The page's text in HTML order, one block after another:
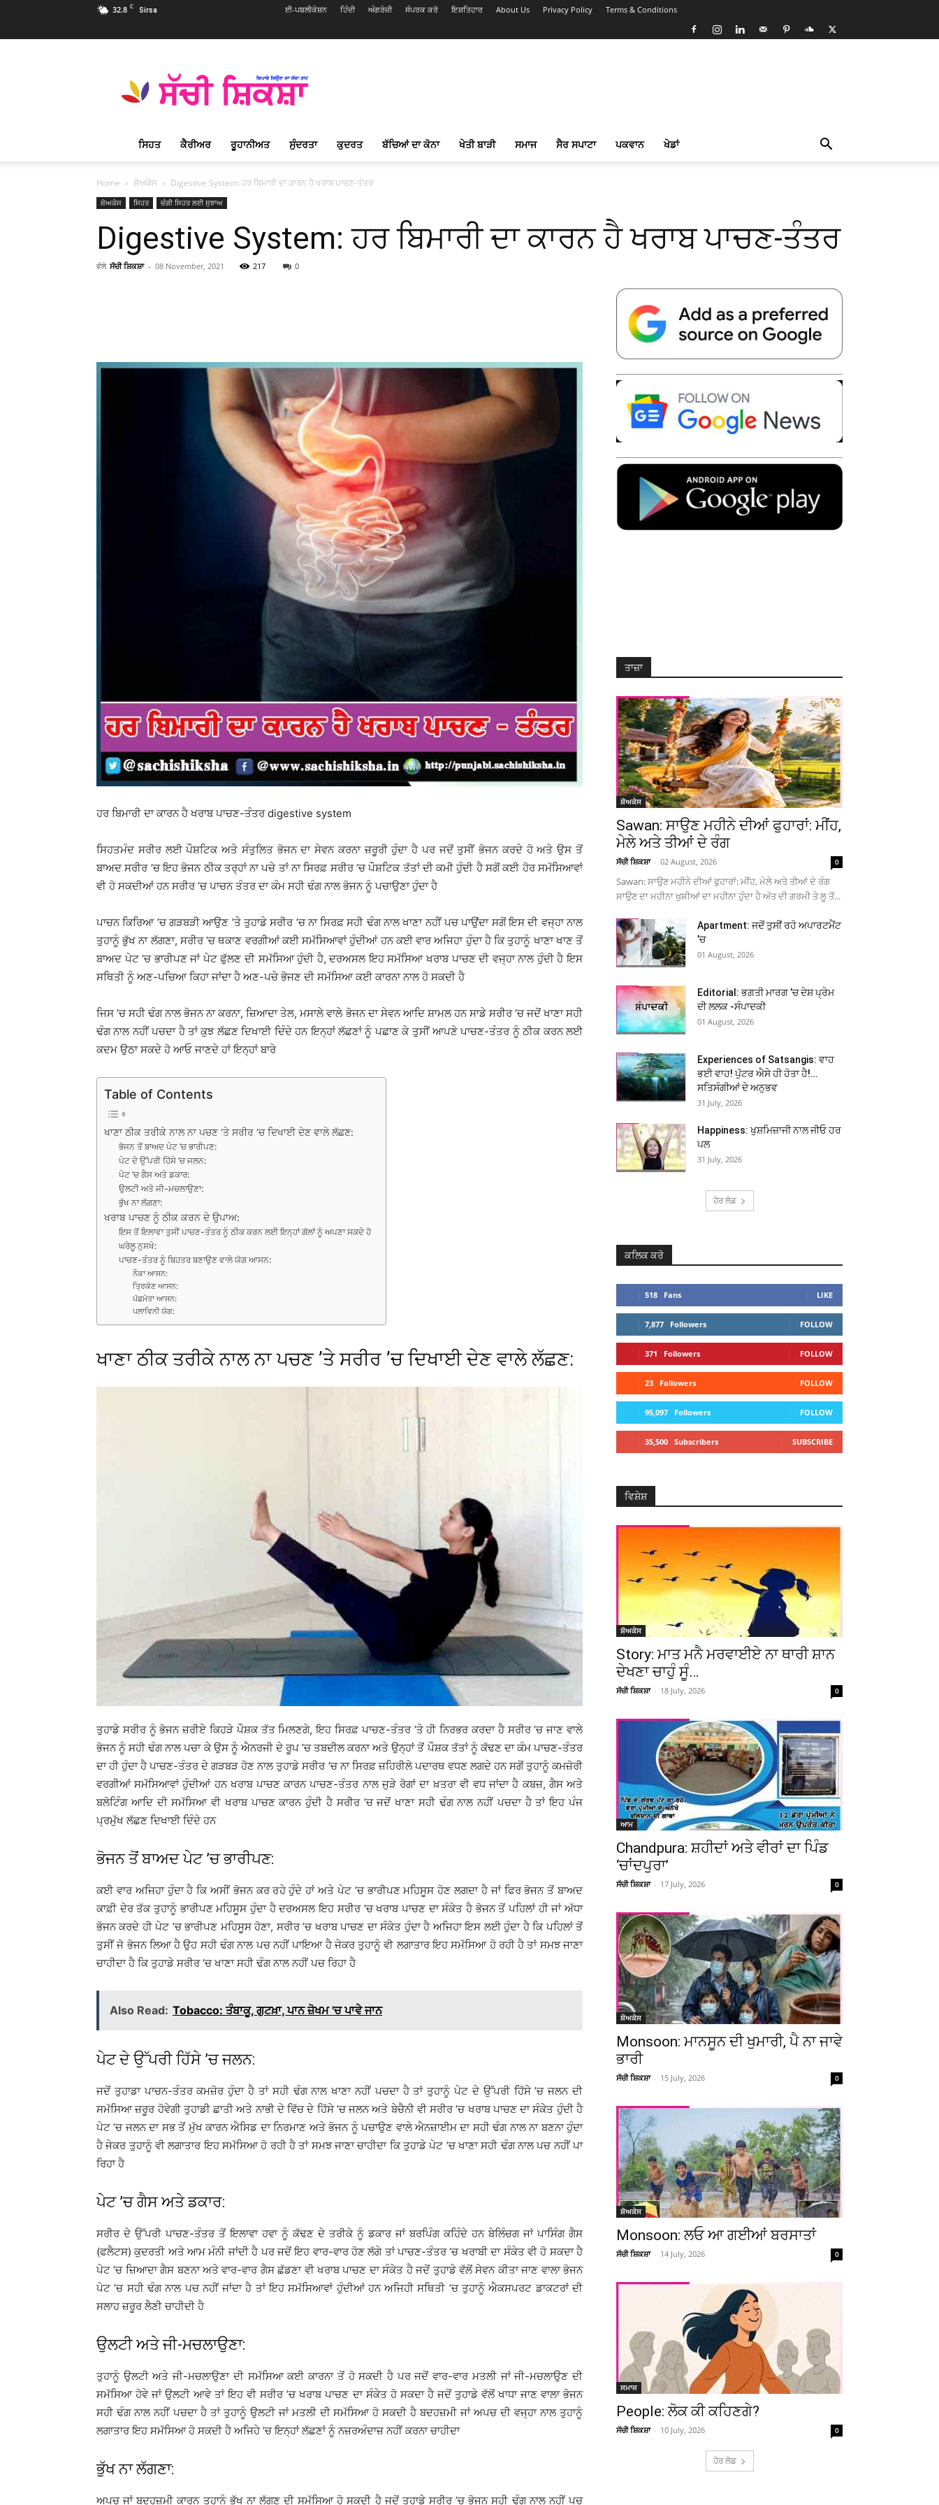
32.8 C Sirsa ਈ-ਪਬਲੀਕੇਸ਼ਨ ਹਿੰਦੀ ਅੰਗਰੇਜ਼ੀ ਸੰਪਰਕ ਕਰੋ ਇਸ਼ਤਿਹਾਰ About Us Privacy Policy Terms & Conditions
Shiksha
Punjabi
ਸ਼ਿਕਸ਼ਾ
ਪ੍ਰਸਿੱਧ
ਮੈਗਜ਼ੀਨ
ਸਿਹਤ ਕੈਰੀਅਰ ਰੂਹਾਨੀਅਤ ਸੁੰਦਰਤਾ ਕੁਦਰਤ ਬੱਚਿਆਂ ਦਾ ਕੋਨਾ ਖੇਤੀ ਬਾੜੀ ਸਮਾਜ ਸੈਰ ਸਪਾਟਾ ਪਕਵਾਨ ਖੇਡਾਂ
Home ਸ਼ੋਅਕੇਸ Digestive System: ਹਰ ਬਿਮਾਰੀ ਦਾ ਕਾਰਨ ਹੈ ਖਰਾਬ ਪਾਚਣ-ਤੰਤਰ
ਸ਼ੋਅਕੇਸ ਸਿਹਤ ਚੰਗੀ ਸਿਹਤ ਲਈ ਸੁਝਾਅ
Digestive System: ਹਰ ਬਿਮਾਰੀ ਦਾ ਕਾਰਨ ਹੈ ਖਰਾਬ ਪਾਚਣ-ਤੰਤਰ
ਵੱਲੋ ਸੱਚੀ ਸ਼ਿਕਸ਼ਾ - 08 November, 2021 217 0
Telegram Copy URL
ਹਰ ਬਿਮਾਰੀ ਦਾ ਕਾਰਨ ਹੈ ਖਰਾਬ ਪਾਚਣ-ਤੰਤਰ digestive system
ਸਿਹਤਮੰਦ ਸਰੀਰ ਲਈ ਪੌਸ਼ਟਿਕ ਅਤੇ ਸੰਤੁਲਿਤ ਭੋਜਨ ਦਾ ਸੇਵਨ ਕਰਨਾ ਜ਼ਰੂਰੀ ਹੁੰਦਾ ਹੈ ਪਰ ਜਦੋਂ ਤੁਸੀਂ ਭੋਜਨ ਕਰਦੇ ਹੋ ਅਤੇ ਉਸ ਤੋਂ
ਬਾਅਦ ਸਰੀਰ ’ਚ ਇਹ ਭੋਜਨ ਠੀਕ ਤਰ੍ਹਾਂ ਨਾ ਪਚੇ ਤਾਂ ਨਾ ਸਿਰਫ਼ ਸਰੀਰ ’ਚ ਪੌਸ਼ਟਿਕ ਤੱਤਾਂ ਦੀ ਕਮੀ ਹੁੰਦੀ ਹੈ ਸਗੋਂ ਕਈ ਹੋਰ ਸਮੱਸਿਆਵਾਂ
ਵੀ ਹੋ ਸਕਦੀਆਂ ਹਨ ਸਰੀਰ ’ਚ ਪਾਚਨ ਤੰਤਰ ਦਾ ਕੰਮ ਸਹੀ ਢੰਗ ਨਾਲ ਭੋਜਨ ਨੂੰ ਪਚਾਉਣਾ ਹੁੰਦਾ ਹੈ
ਪਾਚਨ ਕਿਰਿਆ ’ਚ ਗੜਬੜੀ ਆਉਣ ’ਤੇ ਤੁਹਾਡੇ ਸਰੀਰ ’ਚ ਨਾ ਸਿਰਫ਼ ਸਹੀ ਢੰਗ ਨਾਲ ਖਾਣਾ ਨਹੀਂ ਪਚ ਪਾਉਂਦਾ ਸਗੋਂ ਇਸ ਦੀ ਵਜ੍ਹਾ ਨਾਲ
ਤੁਹਾਨੂੰ ਭੁੱਖ ਨਾ ਲੱਗਣਾ, ਸਰੀਰ ’ਚ ਥਕਾਣ ਵਰਗੀਆਂ ਕਈ ਸਮੱਸਿਆਵਾਂ ਹੁੰਦੀਆਂ ਹਨ ਕਈ ਵਾਰ ਅਜਿਹਾ ਹੁੰਦਾ ਹੈ ਕਿ ਤੁਹਾਨੂੰ ਖਾਣਾ ਖਾਣ ਤੋਂ
ਬਾਅਦ ਪੇਟ ’ਚ ਭਾਰੀਪਣ ਜਾਂ ਪੇਟ ਫੁੱਲਣ ਦੀ ਸਮੱਸਿਆ ਹੁੰਦੀ ਹੈ, ਦਰਅਸਲ ਇਹ ਸਮੱਸਿਆ ਖਰਾਬ ਪਾਚਣ ਦੀ ਵਜ੍ਹਾ ਨਾਲ ਹੁੰਦੀ ਹੈ ਇਸ
ਸਥਿਤੀ ਨੂੰ ਅਣ-ਪਚਿਆ ਕਿਹਾ ਜਾਂਦਾ ਹੈ ਅਣ-ਪਚੇ ਭੋਜਣ ਦੀ ਸਮੱਸਿਆ ਕਈ ਕਾਰਨਾ ਨਾਲ ਹੋ ਸਕਦੀ ਹੈ
ਜਿਸ ’ਚ ਸਹੀ ਢੰਗ ਨਾਲ ਭੋਜਨ ਨਾ ਕਰਨਾ, ਜ਼ਿਆਦਾ ਤੇਲ, ਮਸਾਲੇ ਵਾਲੇ ਭੋਜਨ ਦਾ ਸੇਵਨ ਆਦਿ ਸ਼ਾਮਲ ਹਨ ਸਾਡੇ ਸਰੀਰ ’ਚ ਜਦੋਂ ਖਾਣਾ ਸਹੀ
ਢੰਗ ਨਾਲ ਨਹੀਂ ਪਚਦਾ ਹੈ ਤਾਂ ਕੁਝ ਲੱਛਣ ਦਿਖਾਈ ਦਿੰਦੇ ਹਨ ਇਨ੍ਹਾਂ ਲੱਛਣਾਂ ਨੂੰ ਪਛਾਣ ਕੇ ਤੁਸੀਂ ਆਪਣੇ ਪਾਚਣ-ਤੰਤਰ ਨੂੰ ਠੀਕ ਕਰਨ ਲਈ
ਕਦਮ ਉਠਾ ਸਕਦੇ ਹੋ ਆਓ ਜਾਣਦੇ ਹਾਂ ਇਨ੍ਹਾਂ ਬਾਰੇ
Table of Contents
ਖਾਣਾ ਠੀਕ ਤਰੀਕੇ ਨਾਲ ਨਾ ਪਚਣ ’ਤੇ ਸਰੀਰ ’ਚ ਦਿਖਾਈ ਦੇਣ ਵਾਲੇ ਲੱਛਣ:
ਭੋਜਨ ਤੋਂ ਬਾਅਦ ਪੇਟ ’ਚ ਭਾਰੀਪਣ:
ਪੇਟ ਦੇ ਉੱਪਰੀ ਹਿੱਸੇ ’ਚ ਜਲਨ:
ਪੇਟ ’ਚ ਗੈਸ ਅਤੇ ਡਕਾਰ:
ਉਲਟੀ ਅਤੇ ਜੀ-ਮਚਲਾਉਣਾ:
ਭੁੱਖ ਨਾ ਲੱਗਣਾ:
ਖਰਾਬ ਪਾਚਣ ਨੂੰ ਠੀਕ ਕਰਨ ਦੇ ਉਪਾਅ:
ਇਸ ਤੋਂ ਇਲਾਵਾ ਤੁਸੀਂ ਪਾਚਣ-ਤੰਤਰ ਨੂੰ ਠੀਕ ਕਰਨ ਲਈ ਇਨ੍ਹਾਂ ਗੱਲਾਂ ਨੂੰ ਅਪਣਾ ਸਕਦੇ ਹੋ
ਘਰੇਲੂ ਨੁਸਖੇ:
ਪਾਚਣ-ਤੰਤਰ ਨੂੰ ਬਿਹਤਰ ਬਣਾਉਣ ਵਾਲੇ ਯੋਗ ਆਸਨ:
ਨੌਕਾ ਆਸਨ:
ਤ੍ਰਿਕੋਣ ਆਸਨ:
ਪੱਛਮੋਤਾ ਆਸਨ:
ਪਲਾਵਿਨੀ ਯੋਗ:
ਖਾਣਾ ਠੀਕ ਤਰੀਕੇ ਨਾਲ ਨਾ ਪਚਣ ’ਤੇ ਸਰੀਰ ’ਚ ਦਿਖਾਈ ਦੇਣ ਵਾਲੇ ਲੱਛਣ:
ਤੁਹਾਡੇ ਸਰੀਰ ਨੂੰ ਭੋਜਨ ਜ਼ਰੀਏ ਕਿਹੜੇ ਪੌਸ਼ਕ ਤੱਤ ਮਿਲਣਗੇ, ਇਹ ਸਿਰਫ਼ ਪਾਚਣ-ਤੰਤਰ ’ਤੇ ਹੀ ਨਿਰਭਰ ਕਰਦਾ ਹੈ ਸਰੀਰ ’ਚ ਜਾਣ ਵਾਲੇ
ਭੋਜਨ ਨੂੰ ਸਹੀ ਢੰਗ ਨਾਲ ਪਚਾ ਕੇ ਉਸ ਨੂੰ ਐਨਰਜੀ ਦੇ ਰੂਪ ’ਚ ਤਬਦੀਲ ਕਰਨਾ ਅਤੇ ਉਨ੍ਹਾਂ ਤੋਂ ਪੌਸ਼ਕ ਤੱਤਾਂ ਨੂੰ ਕੱਢਣ ਦਾ ਕੰਮ ਪਾਚਣ-ਤੰਤਰ
ਦਾ ਹੀ ਹੁੰਦਾ ਹੈ ਪਾਚਣ-ਤੰਤਰ ਦੇ ਗੜਬੜ ਹੋਣ ਨਾਲ ਤੁਹਾਡੇ ਸਰੀਰ ’ਚ ਨਾ ਸਿਰਫ਼ ਜ਼ਹਿਰੀਲੇ ਪਦਾਰਥ ਵਧਣ ਲਗਦੇ ਹਨ ਸਗੋਂ ਤੁਹਾਨੂੰ ਕਮਜ਼ੋਰੀ
ਵਰਗੀਆਂ ਸਮੱਸਿਆਵਾਂ ਹੁੰਦੀਆਂ ਹਨ ਖਰਾਬ ਪਾਚਣ ਕਾਰਨ ਪਾਚਣ-ਤੰਤਰ ਨਾਲ ਜੁੜੇ ਰੋਗਾਂ ਦਾ ਖ਼ਤਰਾ ਵੀ ਵਧ ਜਾਂਦਾ ਹੈ ਕਬਜ਼, ਗੈਸ ਅਤੇ
ਬਲੋਟਿੰਗ ਆਦਿ ਦੀ ਸਮੱਸਿਆ ਵੀ ਖਰਾਬ ਪਾਚਣ ਕਾਰਨ ਹੁੰਦੀ ਹੈ ਸਰੀਰ ’ਚ ਜਦੋਂ ਖਾਣਾ ਸਹੀ ਢੰਗ ਨਾਲ ਨਹੀਂ ਪਚਦਾ ਹੈ ਤਾਂ ਇਹ ਪੰਜ
ਪ੍ਰਮੁੱਖ ਲੱਛਣ ਦਿਖਾਈ ਦਿੰਦੇ ਹਨ
ਭੋਜਨ ਤੋਂ ਬਾਅਦ ਪੇਟ ’ਚ ਭਾਰੀਪਣ:
ਕਈ ਵਾਰ ਅਜਿਹਾ ਹੁੰਦਾ ਹੈ ਕਿ ਅਸੀਂ ਭੋਜਨ ਕਰ ਰਹੇ ਹੁੰਦੇ ਹਾਂ ਅਤੇ ਪੇਟ ’ਚ ਭਾਰੀਪਣ ਮਹਿਸੂਸ ਹੋਣ ਲਗਦਾ ਹੈ ਜਾਂ ਫਿਰ ਭੋਜਨ ਤੋਂ ਬਾਅਦ
ਕਾਫ਼ੀ ਦੇਰ ਤੱਕ ਤੁਹਾਨੂੰ ਭਾਰੀਪਣ ਮਹਿਸੂਸ ਹੁੰਦਾ ਹੈ ਦਰਅਸਲ ਇਹ ਸਰੀਰ ’ਚ ਖਰਾਬ ਪਾਚਣ ਦਾ ਸੰਕੇਤ ਹੈ ਭੋਜਨ ਤੋਂ ਪਹਿਲਾਂ ਹੀ ਜਾਂ ਅੱਧਾ
ਭੋਜਨ ਕਰਦੇ ਹੀ ਪੇਟ ’ਚ ਭਾਰੀਪਣ ਮਹਿਸੂਸ ਹੋਣਾ, ਸਰੀਰ ’ਚ ਖਰਾਬ ਪਾਚਣ ਦਾ ਸੰਕੇਤ ਹੁੰਦਾ ਹੈ ਅਜਿਹਾ ਇਸ ਲਈ ਹੁੰਦਾ ਹੈ ਕਿ ਪਹਿਲਾਂ ਤੋਂ
ਤੁਸੀਂ ਜੋ ਭੋਜਨ ਲਿਆ ਹੈ ਉਹ ਸਹੀ ਢੰਗ ਨਾਲ ਪਚ ਨਹੀਂ ਪਾਇਆ ਹੈ ਜੇਕਰ ਤੁਹਾਨੂੰ ਵੀ ਲਗਾਤਾਰ ਇਹ ਸਮੱਸਿਆ ਹੋ ਰਹੀ ਹੈ ਤਾਂ ਸਮਝ ਜਾਣਾ
ਚਾਹੀਦਾ ਹੈ ਕਿ ਤੁਹਾਡੇ ਸਰੀਰ ’ਚ ਖਾਣਾ ਸਹੀ ਢੰਗ ਨਾਲ ਨਹੀਂ ਪਚ ਰਿਹਾ ਹੈ
Also Read: Tobacco: ਤੰਬਾਕੂ, ਗੁਟਖ਼ਾ, ਪਾਨ ਜ਼ੋਖਮ 'ਚ ਪਾਵੇ ਜਾਨ
ਪੇਟ ਦੇ ਉੱਪਰੀ ਹਿੱਸੇ ’ਚ ਜਲਨ:
ਜਦੋਂ ਤੁਹਾਡਾ ਪਾਚਨ-ਤੰਤਰ ਕਮਜ਼ੋਰ ਹੁੰਦਾ ਹੈ ਤਾਂ ਸਹੀ ਢੰਗ ਨਾਲ ਖਾਣਾ ਨਹੀਂ ਪਚਦਾ ਹੈ ਤਾਂ ਤੁਹਾਨੂੰ ਪੇਟ ਦੇ ਉੱਪਰੀ ਹਿੱਸੇ ’ਚ ਜਲਨ ਦੀ
ਸਮੱਸਿਆ ਜ਼ਰੂਰ ਹੋਵੇਗੀ ਤੁਹਾਡੀ ਛਾਤੀ ਅਤੇ ਨਾਭੀ ਦੇ ਵਿੱਚ ਦੇ ਹਿੱਸੇ ’ਚ ਜਲਨ ਅਤੇ ਬੇਚੈਨੀ ਵੀ ਸਰੀਰ ’ਚ ਖਰਾਬ ਪਾਚਣ ਦਾ ਸੰਕੇਤ ਹੁੰਦੀ ਹੈ
ਪੇਟ ’ਚ ਜਲਨ ਦਾ ਸਭ ਤੋਂ ਮੁੱਖ ਕਾਰਨ ਐਸਿਡ ਦਾ ਨਿਰਮਾਣ ਅਤੇ ਭੋਜਨ ਨੂੰ ਪਚਾਉਣ ਵਾਲੇ ਐਨਜ਼ਾਈਮ ਦਾ ਸਹੀ ਢੰਗ ਨਾਲ ਨਾ ਬਣਨਾ ਹੁੰਦਾ
ਹੈ ਜੇਕਰ ਤੁਹਾਨੂੰ ਵੀ ਲਗਾਤਾਰ ਇਹ ਸਮੱਸਿਆ ਹੋ ਰਹੀ ਹੈ ਤਾਂ ਸਮਝ ਜਾਣਾ ਚਾਹੀਦਾ ਕਿ ਤੁਹਾਡੇ ਪੇਟ ’ਚ ਖਾਣਾ ਸਹੀ ਢੰਗ ਨਾਲ ਪਚ ਨਹੀਂ ਪਾ
ਰਿਹਾ ਹੈ
ਪੇਟ ’ਚ ਗੈਸ ਅਤੇ ਡਕਾਰ:
ਸਰੀਰ ਦੇ ਉੱਪਰੀ ਪਾਚਣ-ਤੰਤਰ ਤੋਂ ਇਲਾਵਾ ਹਵਾ ਨੂੰ ਕੱਢਣ ਦੇ ਤਰੀਕੇ ਨੂੰ ਡਕਾਰ ਜਾਂ ਬਰਪਿੰਗ ਕਹਿੰਦੇ ਹਨ ਬੇਲਿੰਚਗ ਜਾਂ ਪਾਸਿੰਗ ਗੈਸ
(ਫਲੈਟਸ) ਕੁਦਰਤੀ ਅਤੇ ਆਮ ਮੰਨੀ ਜਾਂਦੀ ਹੈ ਪਰ ਜਦੋਂ ਇਹ ਵਾਰ-ਵਾਰ ਹੋਣ ਲੱਗੇ ਤਾਂ ਪਾਚਣ-ਤੰਤਰ ’ਚ ਖਰਾਬੀ ਦਾ ਸੰਕੇਤ ਵੀ ਹੋ ਸਕਦਾ ਹੈ
ਪੇਟ ’ਚ ਜ਼ਿਆਦਾ ਗੈਸ ਬਣਨਾ ਅਤੇ ਵਾਰ-ਵਾਰ ਗੈਸ ਛੱਡਣਾ ਵੀ ਖਰਾਬ ਪਾਚਣ ਦਾ ਸੰਕੇਤ ਹੈ ਜਦੋਂ ਤੁਹਾਡੇ ਵੱਲੋਂ ਸੇਵਨ ਕੀਤਾ ਜਾਣ ਵਾਲਾ ਭੋਜਨ
ਪੇਟ ’ਚ ਸਹੀ ਢੰਗ ਨਾਲ ਪਚ ਨਹੀਂ ਜਾਂਦਾ ਹੈ ਤਾਂ ਇਹ ਸਮੱਸਿਆਵਾਂ ਹੁੰਦੀਆਂ ਹਨ ਅਜਿਹੀ ਸਥਿਤੀ ’ਚ ਤੁਹਾਨੂੰ ਐਕਸਪਰਟ ਡਾਕਟਰਾਂ ਦੀ
ਸਲਾਹ ਜ਼ਰੂਰ ਲੈਣੀ ਚਾਹੀਦੀ ਹੈ
ਉਲਟੀ ਅਤੇ ਜੀ-ਮਚਲਾਉਣਾ:
ਤੁਹਾਨੂੰ ਉਲਟੀ ਅਤੇ ਜੀ-ਮਚਲਾਉਣਾ ਦੀ ਸਮੱਸਿਆ ਕਈ ਕਾਰਨਾ ਤੋਂ ਹੋ ਸਕਦੀ ਹੈ ਪਰ ਜਦੋਂ ਵਾਰ-ਵਾਰ ਮਤਲੀ ਜਾਂ ਜੀ-ਮਚਲਾਉਣ ਦੀ
ਸਮੱਸਿਆ ਹੋਵੇ ਜਾਂ ਉਲਟੀ ਆਵੇ ਤਾਂ ਇਹ ਵੀ ਸਰੀਰ ’ਚ ਖਰਾਬ ਪਾਚਣ ਦਾ ਸੰਕੇਤ ਹੋ ਸਕਦਾ ਹੈ ਜਦੋਂ ਤੁਹਾਡੇ ਵੱਲੋਂ ਖਾਧਾ ਜਾਣ ਵਾਲਾ ਭੋਜਨ
ਸਹੀ ਢੰਗ ਨਾਲ ਨਹੀਂ ਪਚਦਾ ਹੈ ਤਾਂ ਤੁਹਾਨੂੰ ਉਲਟੀ ਜਾਂ ਮਤਲੀ ਦੀ ਸਮੱਸਿਆ ਹੋ ਸਕਦੀ ਹੈ ਬਦਹਜ਼ਮੀ ਜਾਂ ਅਪਚ ਦੀ ਵਜ੍ਹਾ ਨਾਲ ਤੁਹਾਨੂੰ
ਲਗਾਤਾਰ ਇਹ ਸਮੱਸਿਆ ਹੋ ਸਕਦੀ ਹੈ ਅਜਿਹੇ ’ਚ ਇਨ੍ਹਾਂ ਲੱਛਣਾਂ ਨੂੰ ਨਜ਼ਰਅੰਦਾਜ਼ ਨਹੀਂ ਕਰਨਾ ਚਾਹੀਦਾ
ਭੁੱਖ ਨਾ ਲੱਗਣਾ:
ਅਪਚ ਜਾਂ ਬਦਹਜ਼ਮੀ ਕਾਰਨ ਤੁਹਾਨੂੰ ਭੁੱਖ ਨਾ ਲੱਗਣ ਦੀ ਸਮੱਸਿਆ ਹੋ ਸਕਦੀ ਹੈ ਜਦੋਂ ਤੁਹਾਡੇ ਸਰੀਰ ’ਚ ਭੋਜਨ ਸਹੀ ਢੰਗ ਨਾਲ ਨਹੀਂ ਪਚ
ਤਾਜ਼ਾ
ਸ਼ੋਅਕੇਸ
Sawan: ਸਾਉਣ ਮਹੀਨੇ ਦੀਆਂ ਫੁਹਾਰਾਂ: ਮੀਂਹ,
ਮੇਲੇ ਅਤੇ ਤੀਆਂ ਦੇ ਰੰਗ
ਸੱਚੀ ਸ਼ਿਕਸ਼ਾ - 02 August, 2026 0
Sawan: ਸਾਉਣ ਮਹੀਨੇ ਦੀਆਂ ਫੁਹਾਰਾਂ: ਮੀਂਹ, ਮੇਲੇ ਅਤੇ ਤੀਆਂ ਦੇ ਰੰਗ
ਸਾਉਣ ਦਾ ਮਹੀਨਾ ਖੁਸ਼ੀਆਂ ਦਾ ਮਹੀਨਾ ਹੁੰਦਾ ਹੈ ਅੱਤ ਦੀ ਗਰਮੀ ਤੇ ਲੂ ਤੋਂ...
Apartment: ਜਦੋਂ ਤੁਸੀਂ ਰਹੋ ਅਪਾਰਟਮੈਂਟ
’ਚ
01 August, 2026
Editorial: ਭਗਤੀ ਮਾਰਗ ’ਚ ਦੇਸ਼ ਪ੍ਰੇਮ
ਦੀ ਲਲਕ -ਸੰਪਾਦਕੀ
01 August, 2026
Experiences of Satsangis: ਵਾਹ
ਭਈ ਵਾਹ! ਪੁੱਟਰ ਐਸੇ ਹੀ ਹੋਤਾ ਹੈ!…
ਸਤਿਸੰਗੀਆਂ ਦੇ ਅਨੁਭਵ
31 July, 2026
Happiness: ਖੁਸ਼ਮਿਜ਼ਾਜੀ ਨਾਲ ਜੀਓ ਹਰ
ਪਲ
31 July, 2026
ਹੋਰ ਲੋਡ
ਕਲਿਕ ਕਰੋ
518 Fans LIKE
7,877 Followers FOLLOW
371 Followers FOLLOW
23 Followers FOLLOW
95,097 Followers FOLLOW
35,500 Subscribers SUBSCRIBE
ਵਿਸ਼ੇਸ਼
ਸ਼ੋਅਕੇਸ
Story: ਮਾਤ ਮਨੈ ਮਰਵਾਈਏ ਨਾ ਥਾਰੀ ਸ਼ਾਨ
ਦੇਖਣਾ ਚਾਹੁੰ ਸੂੰ…
ਸੱਚੀ ਸ਼ਿਕਸ਼ਾ - 18 July, 2026 0
ਆਮ
Chandpura: ਸ਼ਹੀਦਾਂ ਅਤੇ ਵੀਰਾਂ ਦਾ ਪਿੰਡ
‘ਚਾਂਦਪੁਰਾ’
ਸੱਚੀ ਸ਼ਿਕਸ਼ਾ - 17 July, 2026 0
ਸ਼ੋਅਕੇਸ
Monsoon: ਮਾਨਸੂਨ ਦੀ ਖੁਮਾਰੀ, ਪੈ ਨਾ ਜਾਵੇ
ਭਾਰੀ
ਸੱਚੀ ਸ਼ਿਕਸ਼ਾ - 15 July, 2026 0
ਸ਼ੋਅਕੇਸ
Monsoon: ਲਓ ਆ ਗਈਆਂ ਬਰਸਾਤਾਂ
ਸੱਚੀ ਸ਼ਿਕਸ਼ਾ - 14 July, 2026 0
ਸਮਾਜ
People: ਲੋਕ ਕੀ ਕਹਿਣਗੇ?
ਸੱਚੀ ਸ਼ਿਕਸ਼ਾ - 10 July, 2026 0
ਹੋਰ ਲੋਡ